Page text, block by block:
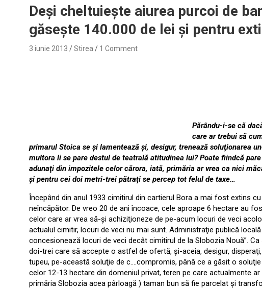
Deşi cheltuieşte aiurea purcoi de
găseşte 140.000 de lei şi pentru
3 iunie 2013 Stirea 1 Comment
Părându-i-se că
care ar trebui să
primarul Stoica se şi lamentează şi, desigur, trenează soluţionarea
multora li se pare destul de teatrală atitudinea lui? Poate fiindcă
adunaţi din impozitele celor cărora, iată, primăria ar vrea ca nici
şi pentru cei doi metri-trei pătraţi se percep tot felul de taxe…
Începând din anul 1933 cimitirul din cartierul Bora a mai fost extins
neîncăpător. De vreo 20 de ani încoace, cele aproape 6 hectare au
celor care ar vrea să-şi achiziţioneze de pe-acum locuri de veci
actualul cimitir, locuri de veci nu mai sunt. Administraţie publică
concesionează locuri de veci decât cimitirul de la Slobozia Nouă”.
doi-trei care să accepte o astfel de ofertă, şi-aceia, desigur,
tupeu, pe-această soluţie de c….compromis, până ce a găsit o
celor 12-13 hectare din domeniul privat, teren pe care actualmente
primăria Slobozia acea pârloagă ) taman bun să fie parcelat şi